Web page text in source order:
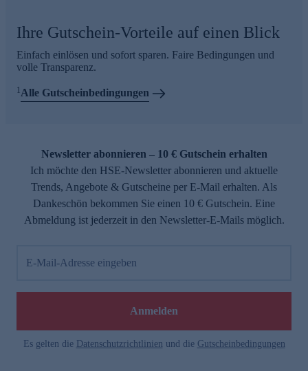
Ihre Gutschein-Vorteile auf einen Blick
Einfach einlösen und sofort sparen. Faire Bedingungen und
volle Transparenz.
1Alle Gutscheinbedingungen
Newsletter abonnieren – 10 € Gutschein erhalten
Ich möchte den HSE-Newsletter abonnieren und aktuelle
Trends, Angebote & Gutscheine per E-Mail erhalten. Als
Dankeschön bekommen Sie einen 10 € Gutschein. Eine
Abmeldung ist jederzeit in den Newsletter-E-Mails möglich.
E-Mail-Adresse eingeben
Anmelden
Es gelten die Datenschutzrichtlinien und die Gutscheinbedingungen